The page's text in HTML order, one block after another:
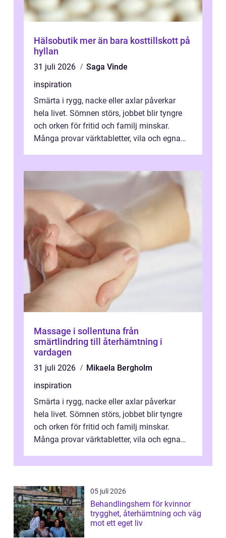
Hälsobutik mer än bara kosttillskott på
hyllan
31 juli 2026
Saga Vinde
inspiration
Smärta i rygg, nacke eller axlar påverkar
hela livet. Sömnen störs, jobbet blir tyngre
och orken för fritid och familj minskar.
Många provar värktabletter, vila och egna
Massage i sollentuna från
smärtlindring till återhämtning i
vardagen
31 juli 2026
Mikaela Bergholm
inspiration
Smärta i rygg, nacke eller axlar påverkar
hela livet. Sömnen störs, jobbet blir tyngre
och orken för fritid och familj minskar.
Många provar värktabletter, vila och egna
05 juli 2026
Behandlingshem för kvinnor
trygghet, återhämtning och väg
mot ett eget liv